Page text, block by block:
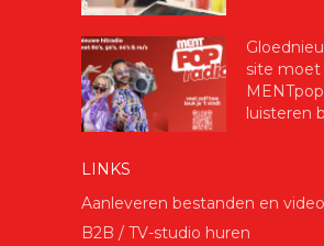
site moet
luisteren
LINKS
Aanleveren bestanden en
B2B / TV-studio huren